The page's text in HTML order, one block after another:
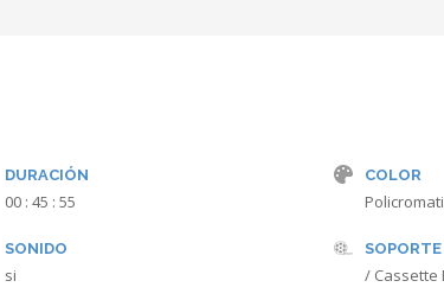
DURACIÓN
00 : 45 : 55
SONIDO
si
COLOR
/ Cassette